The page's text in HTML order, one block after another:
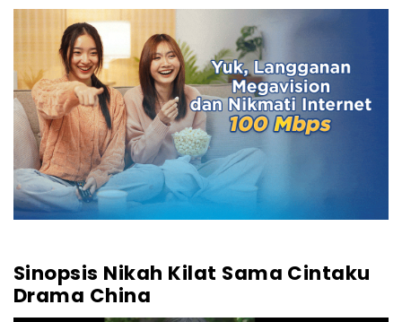
Sinopsis Nikah Kilat Sama Cintaku
Drama China